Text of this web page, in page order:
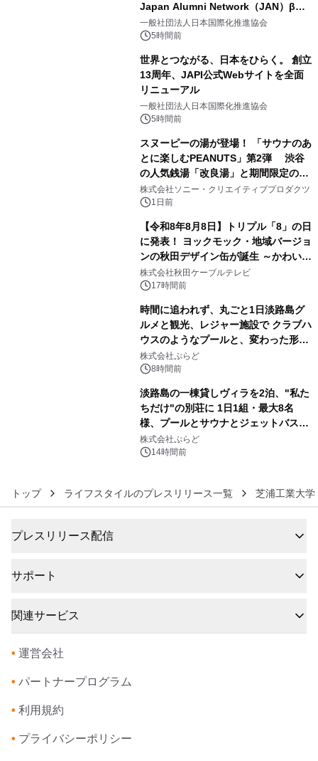
Japan Alumni Network（JAN）β版
をリリース
一般社団法人日本国際化推進協会
5時間前
世界とつながる、日本をひらく。 創立
13周年、JAPI公式Webサイトを全面
リニューアル
一般社団法人日本国際化推進協会
5時間前
スヌーピーの湯が登場！ 「サウナのあ
とに楽しむPEANUTS」第2弾 渋谷
の人気銭湯「改良湯」と期間限定のコ
ラボレーション サウナイキタイコラ
ボグッズも発売決定！
株式会社ソニー・クリエイティブプロダクツ
1日前
【令和8年8月8日】トリプル「8」の日
に発表！ ヨックモック・地域バージョ
ンの秋田デザイン缶が誕生 ～かわいい
秋田犬の子犬と秋田の四季と名所を巡
るパッケージ～ 9月1日(火)秋田県内で
販売開始
株式会社秋田ケーブルテレビ
17時間前
時間に追われず、丸ごと1日淡路島グ
ルメと観光、レジャー施設で クラブハ
ウスのようなプールと、変わった形の
サウナも 「THE BOXY AWAJI」のお
得な素泊まり連泊プランで
株式会社ぷらど
8時間前
淡路島の一棟貸しヴィラを2泊、"私た
ちだけ"の別荘に 1日1組・最大8名
様、プールとサウナとジェットバス付
きで Villa Mon Temps AWAJIの連泊
素泊りプラン
株式会社ぷらど
14時間前
トップ ライフスタイルのプレスリリース一覧 芝浦工業大学
プレスリリース配信
サポート
関連サービス
• 運営会社
• パートナープログラム
• 利用規約
• プライバシーポリシー